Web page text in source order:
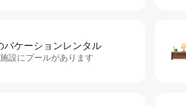
バ⁠ケ⁠ー⁠シ⁠ョ⁠ンレ⁠ン⁠タ⁠ル
設にプールがあります